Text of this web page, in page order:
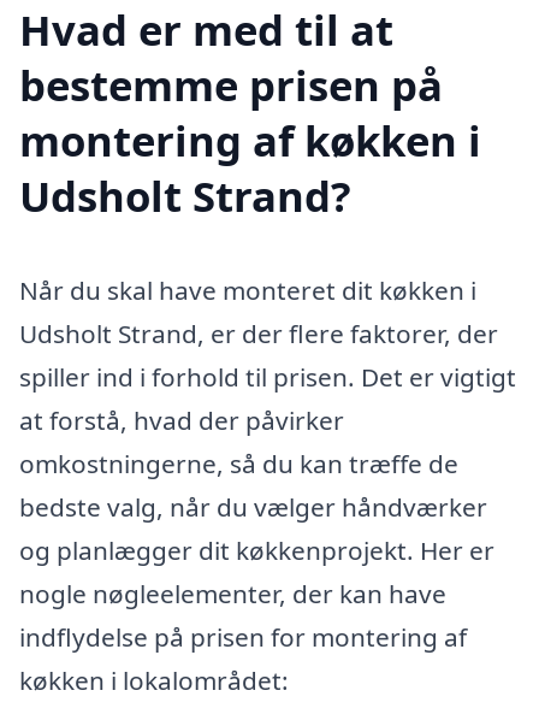
Hvad er med til at
bestemme prisen på
montering af køkken i
Udsholt Strand?
Når du skal have monteret dit køkken i
Udsholt Strand, er der flere faktorer, der
spiller ind i forhold til prisen. Det er vigtigt
at forstå, hvad der påvirker
omkostningerne, så du kan træffe de
bedste valg, når du vælger håndværker
og planlægger dit køkkenprojekt. Her er
nogle nøgleelementer, der kan have
indflydelse på prisen for montering af
køkken i lokalområdet: